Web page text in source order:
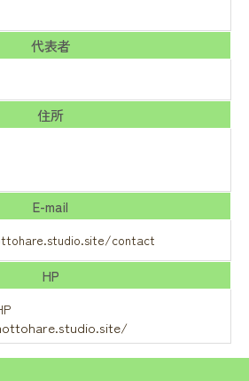
代表者
住所
E-mail
contact
HP